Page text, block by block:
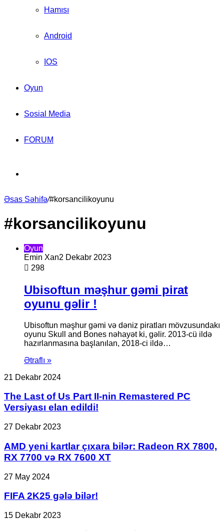
Hamısı
Android
IOS
Oyun
Sosial Media
FORUM
for
Əsas Səhifə/#korsancilikoyunu
#korsancilikoyunu
Oyun
Emin Xan2 Dekabr 2023
298
Ubisoftun məşhur gəmi pirat
oyunu gəlir !
Ubisoftun məşhur gəmi və dəniz piratları mövzusundakı
oyunu Skull and Bones nəhayət ki, gəlir. 2013-cü ildə
hazırlanmasına başlanılan, 2018-ci ildə…
Ətraflı »
The
of
Us
Part
II-
nin
PC
Versiyası
edildi!
21 Dekabr 2024
The Last of Us Part II-nin Remastered PC
Versiyası elan edildi!
AMD
kartlar
çıxara
bilər:
RX
RX
və
27 Dekabr 2023
AMD yeni kartlar çıxara bilər: Radeon RX 7800,
RX 7700 və RX 7600 XT
FIFA
gələ
27 May 2024
FIFA 2K25 gələ bilər!
Bütün
15 Dekabr 2023